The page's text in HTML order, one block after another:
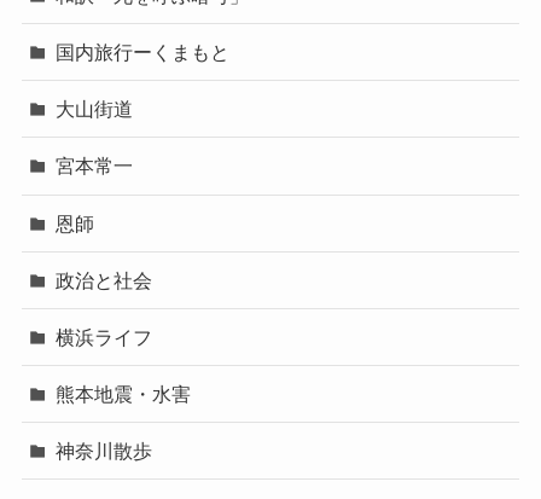
国内旅行ーくまもと
大山街道
宮本常一
恩師
政治と社会
横浜ライフ
熊本地震・水害
神奈川散歩